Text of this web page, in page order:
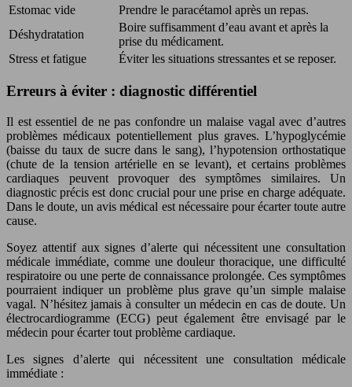
Estomac vide
Prendre le paracétamol après un repas.
Déshydratation
Boire suffisamment d’eau avant et après la
prise du médicament.
Stress et fatigue
Éviter les situations stressantes et se reposer.
Erreurs à éviter : diagnostic différentiel
Il est essentiel de ne pas confondre un malaise vagal avec d’autres
problèmes médicaux potentiellement plus graves. L’hypoglycémie
(baisse du taux de sucre dans le sang), l’hypotension orthostatique
(chute de la tension artérielle en se levant), et certains problèmes
cardiaques peuvent provoquer des symptômes similaires. Un
diagnostic précis est donc crucial pour une prise en charge adéquate.
Dans le doute, un avis médical est nécessaire pour écarter toute autre
cause.
Soyez attentif aux signes d’alerte qui nécessitent une consultation
médicale immédiate, comme une douleur thoracique, une difficulté
respiratoire ou une perte de connaissance prolongée. Ces symptômes
pourraient indiquer un problème plus grave qu’un simple malaise
vagal. N’hésitez jamais à consulter un médecin en cas de doute. Un
électrocardiogramme (ECG) peut également être envisagé par le
médecin pour écarter tout problème cardiaque.
Les signes d’alerte qui nécessitent une consultation médicale
immédiate :